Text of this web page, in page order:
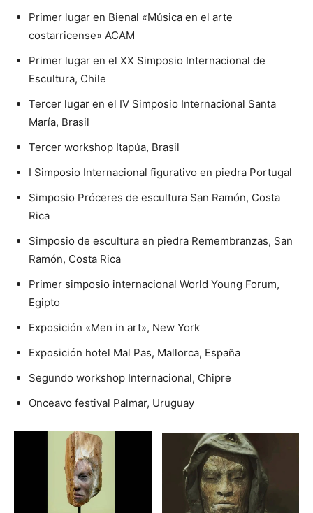
Primer lugar en Bienal «Música en el arte
costarricense» ACAM
Primer lugar en el XX Simposio Internacional de
Escultura, Chile
Tercer lugar en el IV Simposio Internacional Santa
María, Brasil
Tercer workshop Itapúa, Brasil
I Simposio Internacional figurativo en piedra Portugal
Simposio Próceres de escultura San Ramón, Costa
Rica
Simposio de escultura en piedra Remembranzas, San
Ramón, Costa Rica
Primer simposio internacional World Young Forum,
Egipto
Exposición «Men in art», New York
Exposición hotel Mal Pas, Mallorca, España
Segundo workshop Internacional, Chipre
Onceavo festival Palmar, Uruguay